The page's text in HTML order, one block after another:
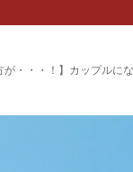
が・・・！】カップルに